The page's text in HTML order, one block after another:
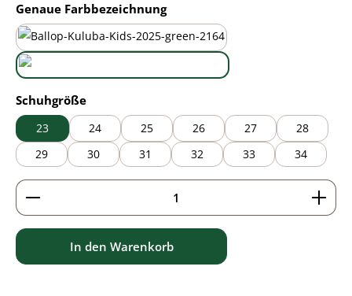
Genaue Farbbezeichnungauswählen
black/green
wasabi
Schuhgrößeauswählen
23 24 25 26 27
28
29
30 31 32 33 34
Produkt Anzahl: Gib den gewünschten Wert ein
In den Warenkorb